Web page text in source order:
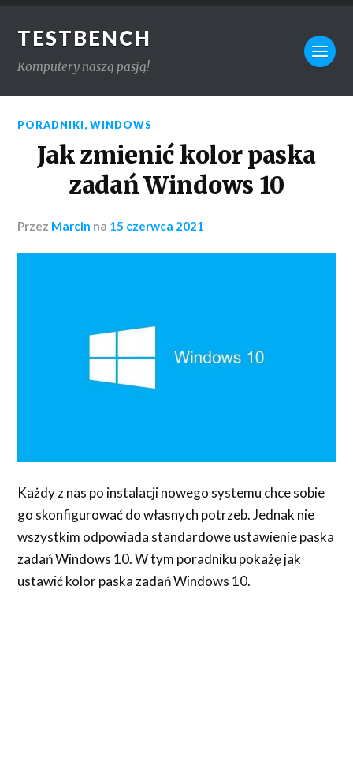
TESTBENCH
Komputery naszą pasją!
PORADNIKI,WINDOWS
Jak zmienić kolor paska
zadań Windows 10
przez Marcin na 15 czerwca 2021
Każdy z nas po instalacji nowego systemu chce sobie
go skonfigurować do własnych potrzeb. Jednak nie
wszystkim odpowiada standardowe ustawienie paska
zadań Windows 10. W tym poradniku pokażę jak
ustawić kolor paska zadań Windows 10.